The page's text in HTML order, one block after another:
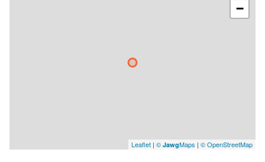
−
Leaflet | © JawgMaps | © OpenStreetMap